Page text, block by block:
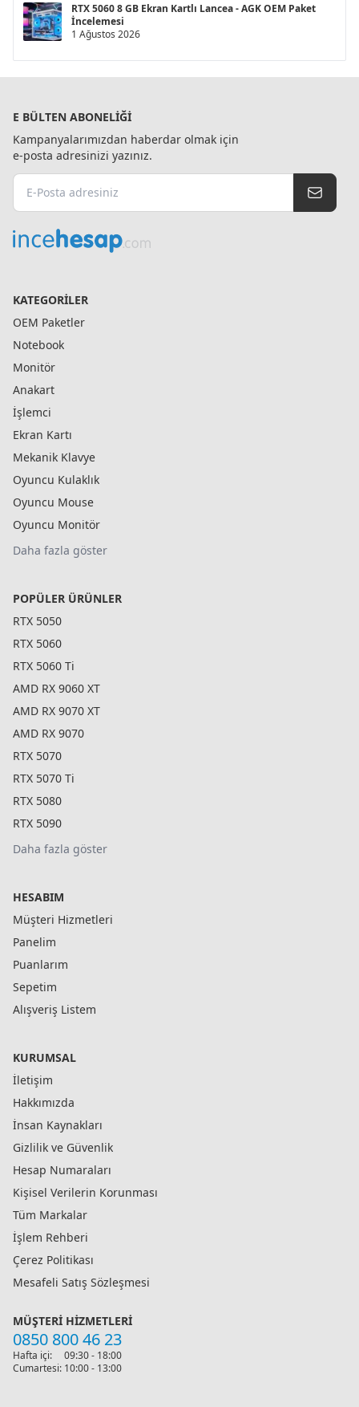
RTX 5060 8 GB Ekran Kartlı Lancea - AGK OEM Paket
İncelemesi
1 Ağustos 2026
E BÜLTEN ABONELIĞI
Kampanyalarımızdan haberdar olmak için
e-posta adresinizi yazınız.
KATEGORILER
OEM Paketler
Notebook
Monitör
Anakart
İşlemci
Ekran Kartı
Mekanik Klavye
Oyuncu Kulaklık
Oyuncu Mouse
Oyuncu Monitör
Daha fazla göster
POPÜLER ÜRÜNLER
RTX 5050
RTX 5060
RTX 5060 Ti
AMD RX 9060 XT
AMD RX 9070 XT
AMD RX 9070
RTX 5070
RTX 5070 Ti
RTX 5080
RTX 5090
Daha fazla göster
HESABIM
Müşteri Hizmetleri
Panelim
Puanlarım
Sepetim
Alışveriş Listem
KURUMSAL
İletişim
Hakkımızda
İnsan Kaynakları
Gizlilik ve Güvenlik
Hesap Numaraları
Kişisel Verilerin Korunması
Tüm Markalar
İşlem Rehberi
Çerez Politikası
Mesafeli Satış Sözleşmesi
MÜŞTERI HIZMETLERI
0850 800 46 23
Hafta içi:
09:30 - 18:00
Cumartesi: 10:00 - 13:00